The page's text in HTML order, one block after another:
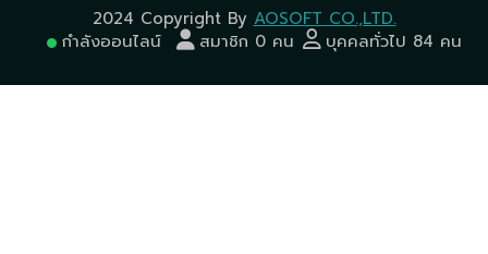
2024 Copyright By AOSOFT CO.,LTD.
กำลังออนไลน์
สมาชิก 0 คน บุคคลทั่วไป 84 คน